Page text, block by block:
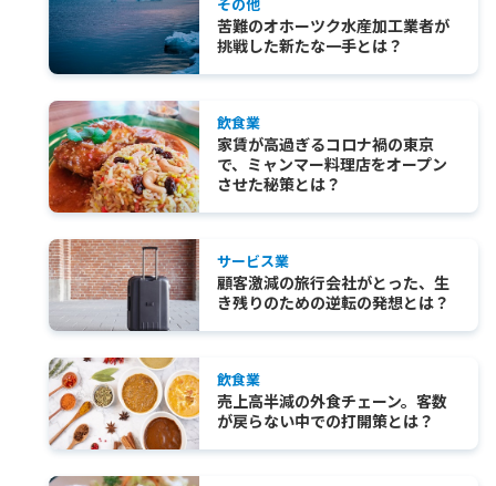
苦難のオホーツク水産加工業者が
挑戦した新たな一手とは？
飲食業
家賃が高過ぎるコロナ禍の東京
で、ミャンマー料理店をオープン
させた秘策とは？
サービス業
顧客激減の旅行会社がとった、生
き残りのための逆転の発想とは？
飲食業
売上高半減の外食チェーン。客数
が戻らない中での打開策とは？